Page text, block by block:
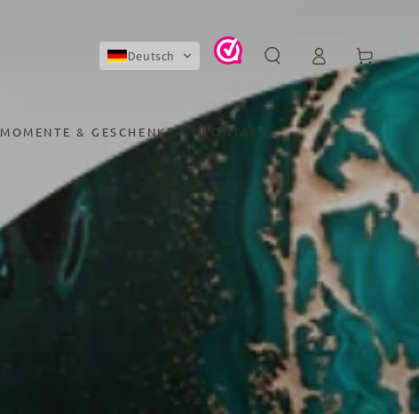
MOMENTE & GESCHENKE KONTAKT
Deutsch EinloggenWarenkorb